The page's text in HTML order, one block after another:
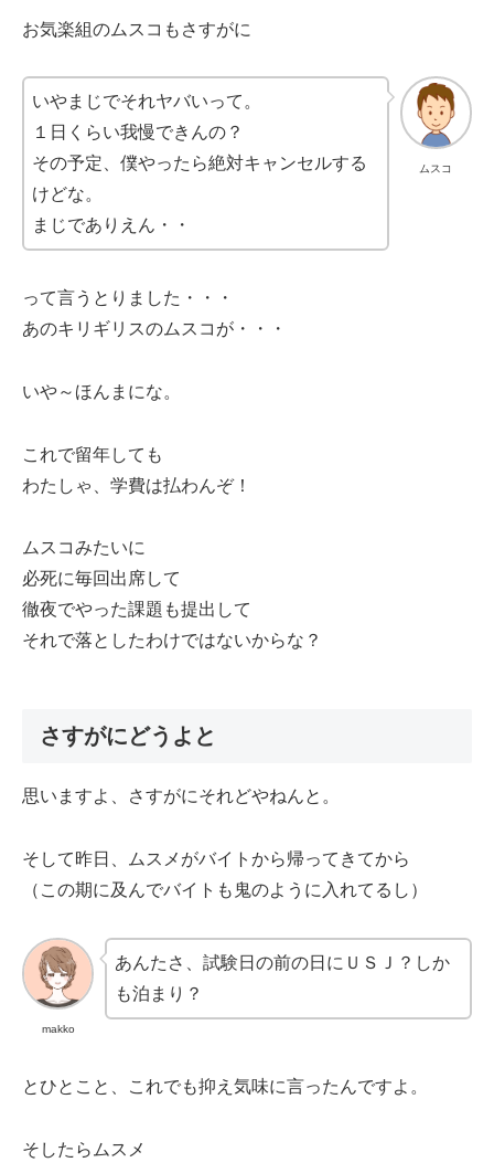
お気楽組のムスコもさすがに
ムスコ
いやまじでそれヤバいって。
１日くらい我慢できんの？
その予定、僕やったら絶対キャンセルする
けどな。
まじでありえん・・
って言うとりました・・・
あのキリギリスのムスコが・・・
いや～ほんまにな。
これで留年しても
わたしゃ、学費は払わんぞ！
ムスコみたいに
必死に毎回出席して
徹夜でやった課題も提出して
それで落としたわけではないからな？
さすがにどうよと
思いますよ、さすがにそれどやねんと。
そして昨日、ムスメがバイトから帰ってきてから
（この期に及んでバイトも鬼のように入れてるし）
makko
あんたさ、試験日の前の日にＵＳＪ？しか
も泊まり？
とひとこと、これでも抑え気味に言ったんですよ。
そしたらムスメ